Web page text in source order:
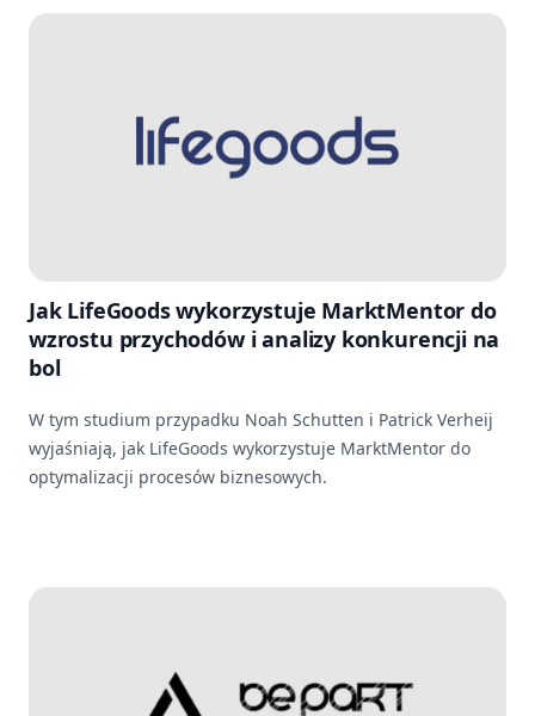
Jak LifeGoods wykorzystuje MarktMentor do
wzrostu przychodów i analizy konkurencji na
bol
W tym studium przypadku Noah Schutten i Patrick Verheij
wyjaśniają, jak LifeGoods wykorzystuje MarktMentor do
optymalizacji procesów biznesowych.